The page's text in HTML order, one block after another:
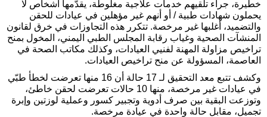
خطيرة، جراء تلقيهم خدمات علاجية مغلوطة، يقدّمها أشخاص لا
يحملون شهادات طبية / أو أنهم غير مؤهلين في عيادات للحقن
والتضميد، أغلبها غير مرخصة. تتكرر هذه التجاوزات في خرق لقانون
المنشآت الصحية وغياب رقابة المجلس الطبي اليمني، المخول بمنح
تراخيص مزاولة المهنة لفنيي العيادات، وكذلك مكاتب الصحة في
العاصمة، المسؤولة عن منح تراخيص العيادات.
وكشف تتبع معد التحقيق لـ 17 حالة أن 16 منها تعرضت لخطأ طبّي
في عيادات غير مرخصة، منها 10 حالات تعرضت لحقن خاطئ،
وتوزعت البقية بين صرف أدوية وتجبير كسور وعملية لوزتين وإبرة
تجميل، مقابل حالة واحدة في عيادة مرخصة.